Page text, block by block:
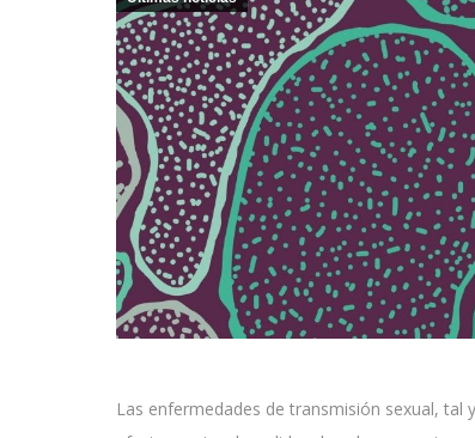
Las enfermedades de transmisión sexual,